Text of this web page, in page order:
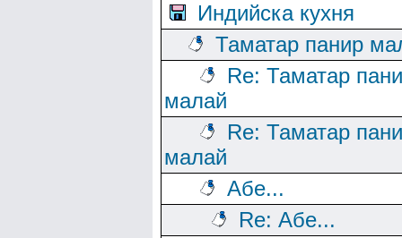
Индийска кухня
Таматар панир
Re: Таматар
малай
Re: Таматар
малай
Абе...
Re: Абе...